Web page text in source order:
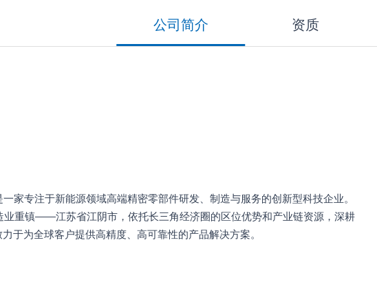
公司简介 资质
家专注于新能源领域高端精密零部件研发、制造与服务的创新型科技企业。
业重镇——江苏省江阴市，依托长三角经济圈的区位优势和产业链资源，深耕
于为全球客户提供高精度、高可靠性的产品解决方案。